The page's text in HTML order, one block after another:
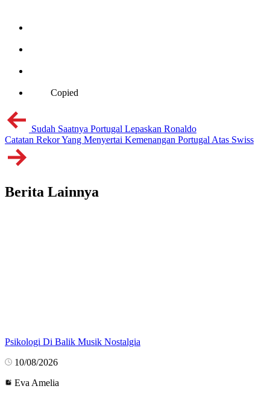
Copied
Sudah Saatnya Portugal Lepaskan Ronaldo
Catatan Rekor Yang Menyertai Kemenangan Portugal Atas Swiss
Berita Lainnya
Psikologi Di Balik Musik Nostalgia
10/08/2026
Eva Amelia